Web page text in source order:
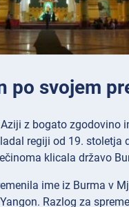
po svojem
z bogato zgodovino
regiji od 19.
klicala državo
ime iz Burma v
Razlog za